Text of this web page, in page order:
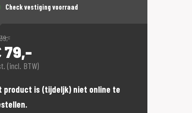
Check vestiging voorraad
79,-
(incl. BTW)
product is (tijdeljk) niet online te